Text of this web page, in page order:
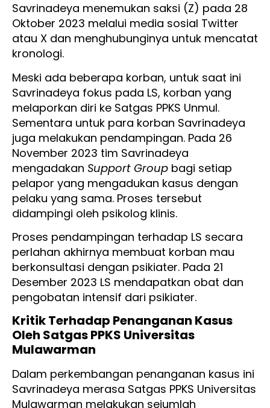
Savrinadeya menemukan saksi (Z) pada 28
Oktober 2023 melalui media sosial Twitter
atau X dan menghubunginya untuk mencatat
kronologi.
Meski ada beberapa korban, untuk saat ini
Savrinadeya fokus pada LS, korban yang
melaporkan diri ke Satgas PPKS Unmul.
Sementara untuk para korban Savrinadeya
juga melakukan pendampingan. Pada 26
November 2023 tim Savrinadeya
mengadakan Support Group bagi setiap
pelapor yang mengadukan kasus dengan
pelaku yang sama. Proses tersebut
didampingi oleh psikolog klinis.
Proses pendampingan terhadap LS secara
perlahan akhirnya membuat korban mau
berkonsultasi dengan psikiater. Pada 21
Desember 2023 LS mendapatkan obat dan
pengobatan intensif dari psikiater.
Kritik Terhadap Penanganan Kasus
Oleh Satgas PPKS Universitas
Mulawarman
Dalam perkembangan penanganan kasus ini
Savrinadeya merasa Satgas PPKS Universitas
Mulawarman melakukan sejumlah